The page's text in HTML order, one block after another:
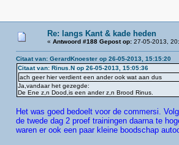
Re: langs Kant & kade heden
« Antwoord #188 Gepost op: 27-05-2013,
Citaat van: GerardKnoester op 26-05-2013, 15:15:20
Citaat van: Rinus.N op 26-05-2013, 15:05:36
ach geer hier verdient een ander ook wat aan dus
Ja,vandaar het gezegde:
De Ene z,n Dood,is een ander z,n Brood Rinus.
Het was goed bedoelt voor de commersi.
de twede dag 2 proef trainingen daarna te
waren er ook een paar kleine boodschap